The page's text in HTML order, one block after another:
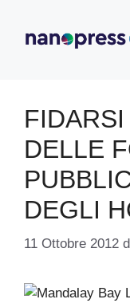
contenuto
DELLE
DEGLI
11 Ottobre 2012